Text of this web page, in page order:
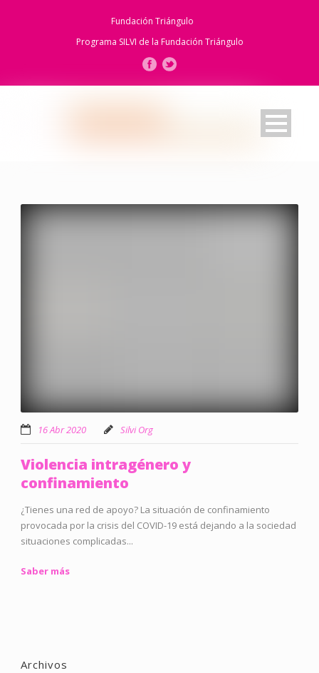
Fundación Triángulo
Programa SILVI de la Fundación Triángulo
16 Abr 2020 Silvi Org
Violencia intragénero y
confinamiento
¿Tienes una red de apoyo? La situación de confinamiento
provocada por la crisis del COVID-19 está dejando a la sociedad
situaciones complicadas...
Saber más
Archivos